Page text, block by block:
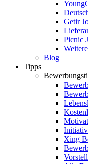
Getir
Picnic
Blog
Tipps
Xing